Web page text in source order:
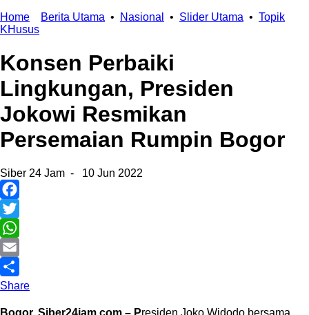
Home
Berita Utama • Nasional • Slider Utama • Topik
KHusus
Konsen Perbaiki
Lingkungan, Presiden
Jokowi Resmikan
Persemaian Rumpin Bogor
Siber 24 Jam - 10 Jun 2022
Facebook
Twitter
WhatsApp
Email
Share